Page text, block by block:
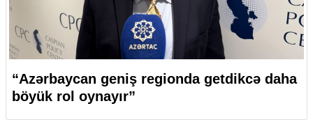
“Azərbaycan geniş regionda getdikcə daha
böyük rol oynayır”